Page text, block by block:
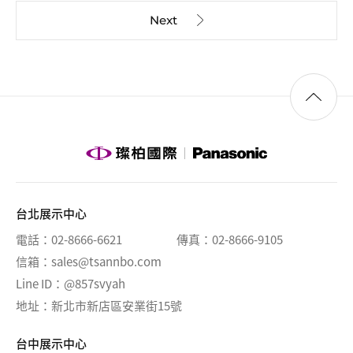
台北展示中心
電話
02-8666-6621 傳真
02-8666-9105
信箱
sales@tsannbo.com
Line ID
@857svyah
地址
新北市新店區安業街15號
台中展示中心